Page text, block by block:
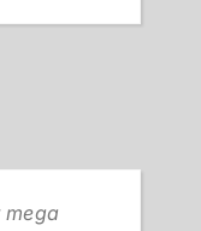
mega